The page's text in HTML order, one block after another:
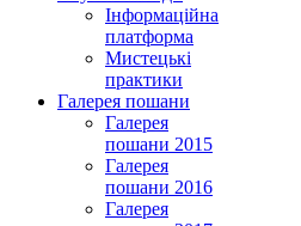
Інформаційна
платформа
Мистецькі
практики
Галерея пошани
Галерея
пошани 2015
Галерея
пошани 2016
Галерея